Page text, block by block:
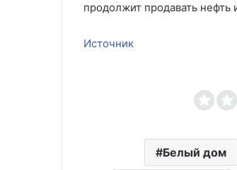
продолжит продавать нефть
Источник
Белый дом